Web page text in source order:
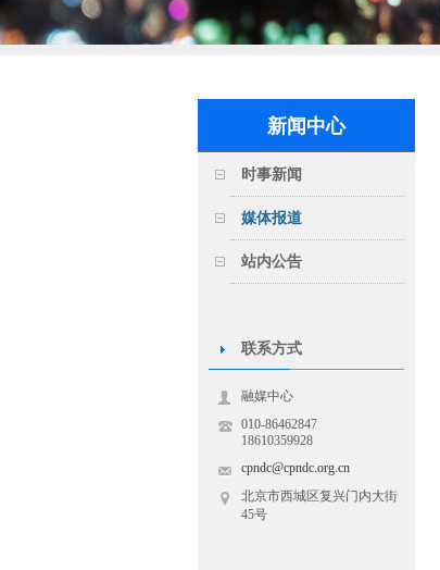
新闻中心
时事新闻
媒体报道
站内公告
联系方式
融媒中心
010-86462847
18610359928
cpndc@cpndc.org.cn
北京市西城区复兴门内大街
45号